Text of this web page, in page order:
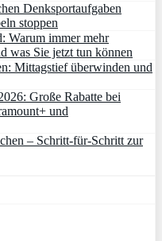
Denksportaufgaben
stoppen
Warum immer mehr
was Sie jetzt tun können
Mittagstief überwinden und
Große Rabatte bei
und
– Schritt‑für‑Schritt zur